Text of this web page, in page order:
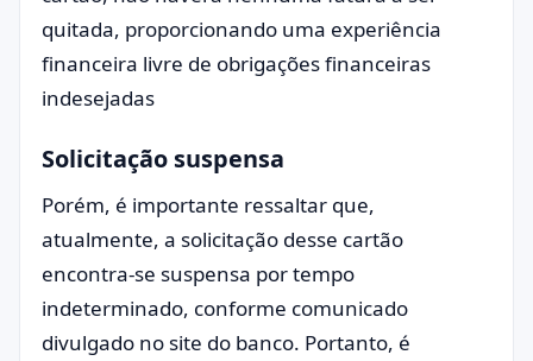
quitada, proporcionando uma experiência
financeira livre de obrigações financeiras
indesejadas
Solicitação suspensa
Porém, é importante ressaltar que,
atualmente, a solicitação desse cartão
encontra-se suspensa por tempo
indeterminado, conforme comunicado
divulgado no site do banco. Portanto, é